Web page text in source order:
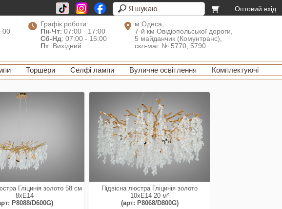
Оптовий вхід
00
Графік роботи:
Пн-Чт: 07:00 - 17:00
Сб-Нд: 07:00 - 15:00
Пт: Вихідний
м.Одеса,
7-й км Овідіопольської дороги,
5 майданчик (Комунтранс),
скл-маг. № 5770, 5790
Торшери Селфі лампи Вуличне освітлення Комплектуючі
Гліцинія золото 58 см
8xE14
P8088/D600G)
Підвісна люстра Гліцинія золото
10xE14 20 м²
(арт: P8068/D800G)